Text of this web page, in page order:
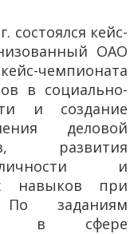
состоялся кейс-
ОАО
чемпионата
в социально-
и создание
деловой
развития
личности и
навыков при
По заданиям
в сфере